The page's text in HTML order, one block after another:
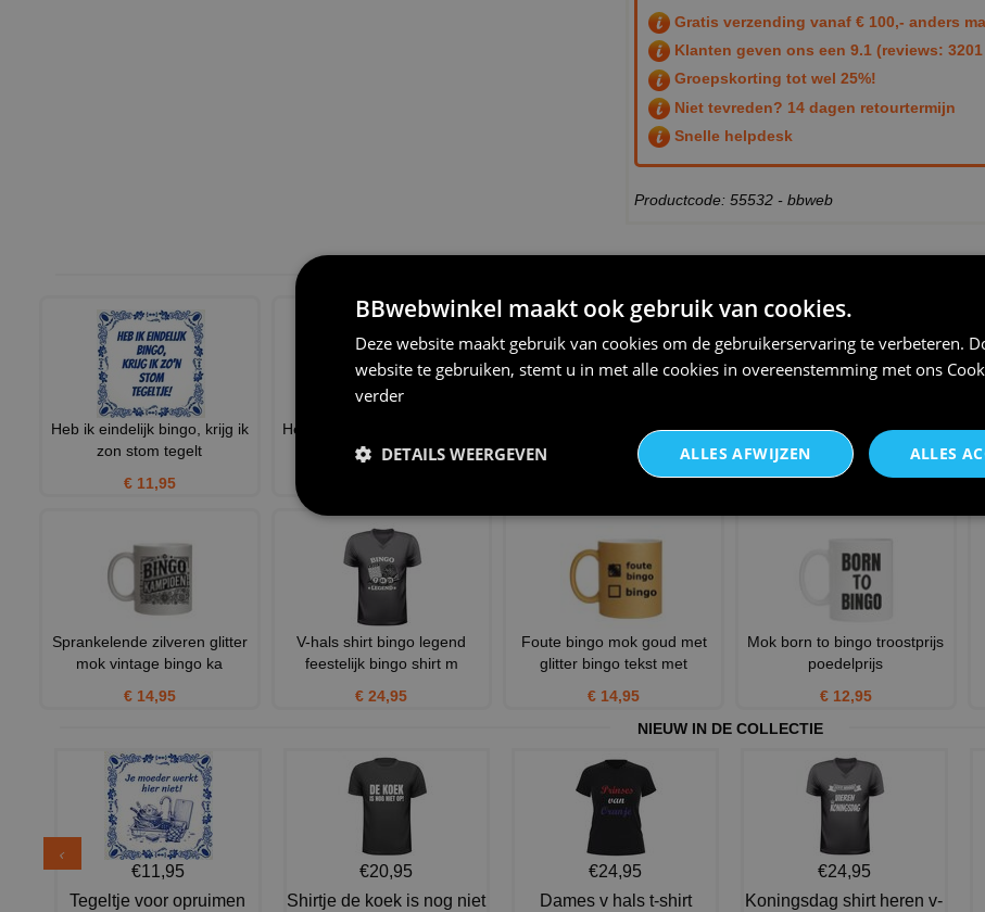
Gratis verzending vanaf € 100,- anders
Klanten geven ons een 9.1 (reviews: 3201
Groepskorting tot wel 25%!
Niet tevreden? 14 dagen retourtermijn
Snelle helpdesk
Productcode: 55532 - bbweb
Heb ik eindelijk bingo, krijg ik
zon stom tegelt
€ 11,95
Heb ik eindelijk bingo, krijg ik
zon stomme mok!
Bingo kampioen mok in
gouden glitters met vintage
Tegeltje winnen verveelt nooit
kampioen
€ 11,95
Sprankelende zilveren glitter
mok vintage bingo ka
€ 14,95
V-hals shirt bingo legend
feestelijk bingo shirt m
€ 24,95
Foute bingo mok goud met
glitter bingo tekst met
€ 14,95
Mok born to bingo troostprijs
poedelprijs
€ 12,95
NIEUW IN DE COLLECTIE
€11,95
Tegeltje voor opruimen
€20,95
Shirtje de koek is nog niet
€24,95
Dames v hals t-shirt
€24,95
Koningsdag shirt heren v-
BBwebwinkel maakt ook gebruik van cookies.
Deze website maakt gebruik van cookies om de gebruikerservaring te verbeteren.
website te gebruiken, stemt u in met alle cookies in overeenstemming met ons
verder
ALLES
ALLES AFWIJZEN
DETAILS WEERGEVEN